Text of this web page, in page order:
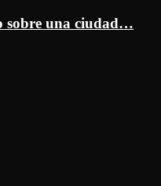
sobre una ciudad…